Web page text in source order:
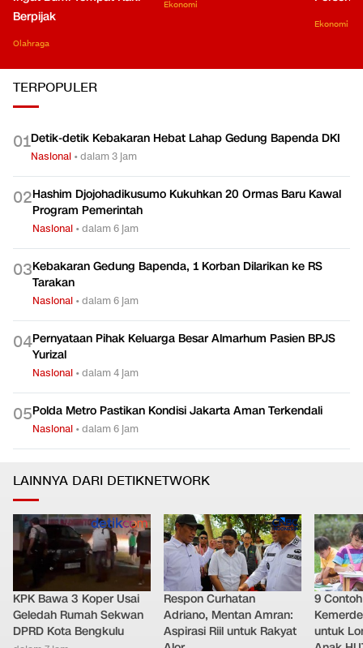
Berpijak
Olahraga
Ekonomi
Ekonomi
TERPOPULER
01Detik-detik Kebakaran Hebat Lahap Gedung Bapenda DKI
Nasional •dalam 3 jam
02Hashim Djojohadikusumo Kukuhkan 20 Ormas Baru Kawal
Program Pemerintah
Nasional •dalam 6 jam
03Kebakaran Gedung Bapenda, 1 Korban Dilarikan ke RS
Tarakan
Nasional •dalam 6 jam
04Pernyataan Pihak Keluarga Besar Almarhum Pasien BPJS
Yurizal
Nasional •dalam 4 jam
05Polda Metro Pastikan Kondisi Jakarta Aman Terkendali
Nasional •dalam 6 jam
LAINNYA DARI DETIKNETWORK
KPK Bawa 3 Koper Usai
Geledah Rumah Sekwan
DPRD Kota Bengkulu
Respon Curhatan
Adriano, Mentan Amran:
Aspirasi Riil untuk Rakyat
9
untuk